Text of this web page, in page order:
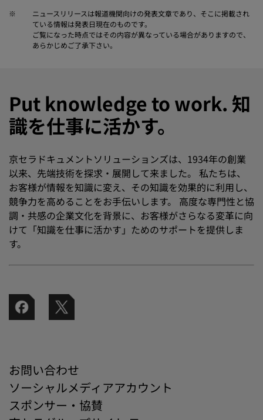
※
ニュースリリースは報道機関向けの発表文章であり、そこに掲載され
ている情報は発表日現在のものです。
ご覧になった時点ではその内容が異なっている場合がありますので、
あらかじめご了承下さい。
Put knowledge to work. 知
識を仕事に活かす。
京セラドキュメントソリューションズは、1934年の創業
以来、先端技術を探求・展開して来ました。 私たちは、
お客様が情報を知識に変え、その知識を効果的に利用し、
競争力を高めることをお手伝いします。 高度な専門性と協
調・共感の企業文化を背景に、お客様がさらなる変革に向
けて「知識を仕事に活かす」ためのサポートを提供しま
す。
お問い合わせ
ソーシャルメディアアカウント
スポンサー・協賛